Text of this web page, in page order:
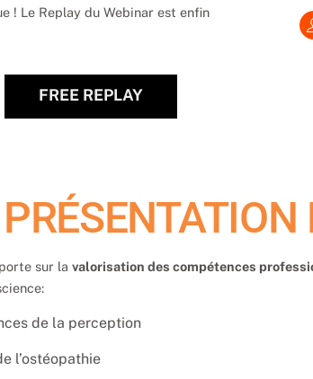
! Le Replay du Webinar est enfin
FREE REPLAY
sur la valorisation des compétences
de la perception
l’ostéopathie